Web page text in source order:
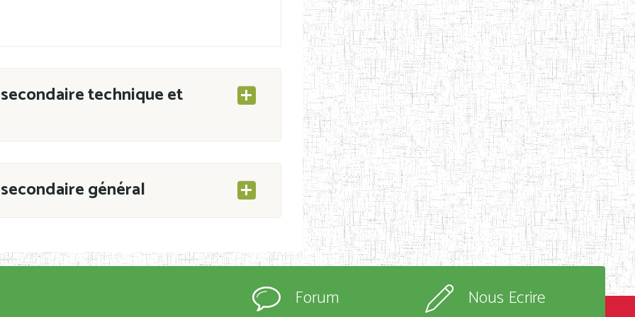
technique et
général
CAB du 21 mars 2011 portant ouverture
immatriculés et inscrits au
Forum Nous Ecrire